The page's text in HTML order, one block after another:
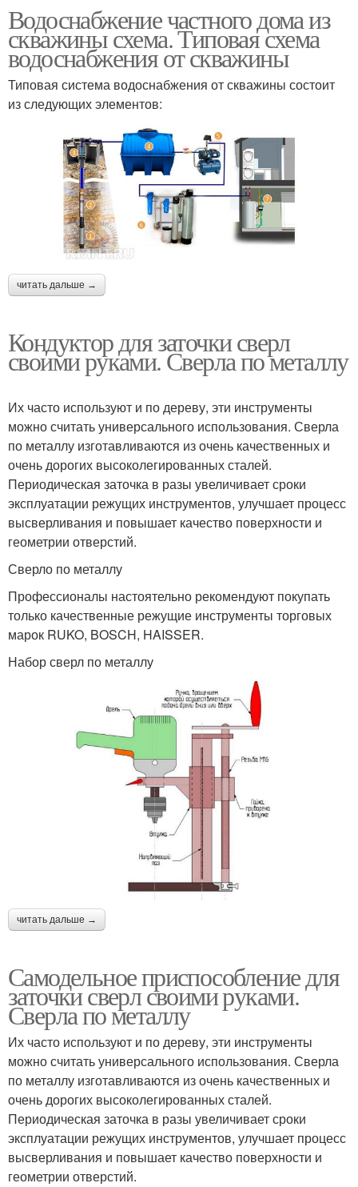
Водоснабжение частного дома из
скважины схема. Типовая схема
водоснабжения от скважины
Типовая система водоснабжения от скважины состоит
из следующих элементов:
читать дальше →
Кондуктор для заточки сверл
своими руками. Сверла по металлу
Их часто используют и по дереву, эти инструменты
можно считать универсального использования. Сверла
по металлу изготавливаются из очень качественных и
очень дорогих высоколегированных сталей.
Периодическая заточка в разы увеличивает сроки
эксплуатации режущих инструментов, улучшает процесс
высверливания и повышает качество поверхности и
геометрии отверстий.
Сверло по металлу
Профессионалы настоятельно рекомендуют покупать
только качественные режущие инструменты торговых
марок RUKO, BOSCH, HAISSER.
Набор сверл по металлу
читать дальше →
Самодельное приспособление для
заточки сверл своими руками.
Сверла по металлу
Их часто используют и по дереву, эти инструменты
можно считать универсального использования. Сверла
по металлу изготавливаются из очень качественных и
очень дорогих высоколегированных сталей.
Периодическая заточка в разы увеличивает сроки
эксплуатации режущих инструментов, улучшает процесс
высверливания и повышает качество поверхности и
геометрии отверстий.